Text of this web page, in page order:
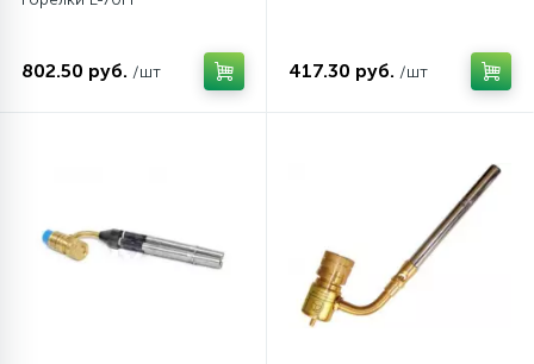
Сливные фильтры
45
802.50 руб. /шт 417.30 руб. /шт